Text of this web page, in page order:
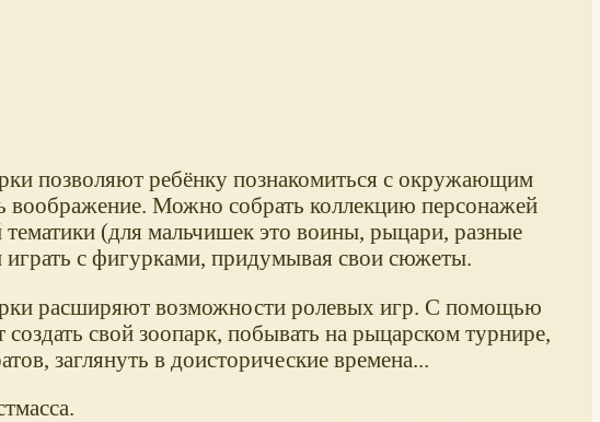
позволяют ребёнку познакомиться с окружающим
воображение. Можно собрать коллекцию персонажей
(для мальчишек это воины, рыцари, разные
играть с фигурками, придумывая свои сюжеты.
расширяют возможности ролевых игр. С помощью
создать свой зоопарк, побывать на рыцарском турнире,
заглянуть в доисторические времена...